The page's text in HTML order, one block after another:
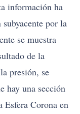
información ha
por la
se muestra
de la
presión, se
hay una sección
Esfera Corona en